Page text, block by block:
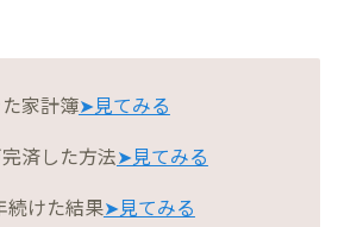
家計簿➤見てみる
済した方法➤見てみる
続けた結果➤見てみる